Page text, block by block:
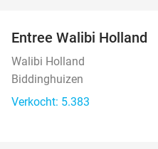
Entree Walibi Holland
Walibi Holland
Biddinghuizen
Verkocht: 5.383